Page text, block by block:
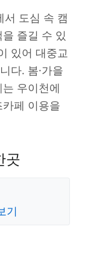
서 도심 속 캠
즐길 수 있
있어 대중교
다. 봄·가을
우이천에
페 이용을
곳
기